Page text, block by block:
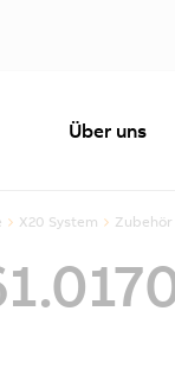
Über uns
X20 System Zubehör